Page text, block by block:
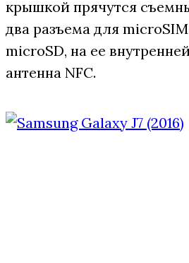
крышкой прячутся
два разъема для
microSD, на ее
антенна NFC.